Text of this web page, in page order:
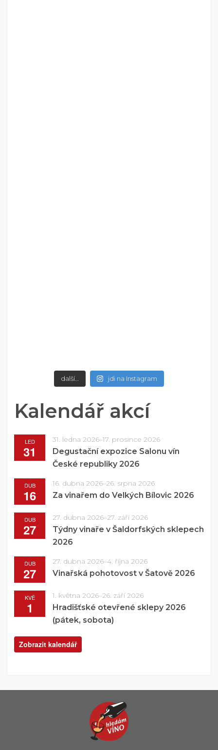
další… jdi na Instagram
Kalendář akcí
LED
31
31. ledna 2026–17. prosince 2026
Degustační expozice Salonu vín
České republiky 2026
DUB
16
16. dubna 2026–26. srpna 2026
Za vinařem do Velkých Bílovic 2026
DUB
27
27. dubna 2026–27. září 2026
Týdny vinaře v Šaldorfských sklepech
2026
DUB
27
27. dubna 2026–4. října 2026
Vinařská pohotovost v Šatově 2026
KVĚ
1
1. května 2026–26. září 2026
Hradišťské otevřené sklepy 2026
(pátek, sobota)
Zobrazit kalendář